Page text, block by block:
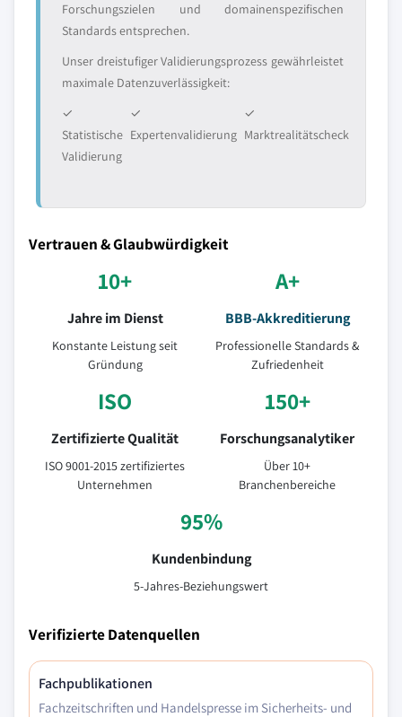
Forschungszielen und domainenspezifischen
Standards entsprechen.
Unser dreistufiger Validierungsprozess gewährleistet
maximale Datenzuverlässigkeit:
✓
Statistische
Validierung
✓
Expertenvalidierung
✓
Marktrealitätscheck
Vertrauen & Glaubwürdigkeit
10+
Jahre im Dienst
Konstante Leistung seit
Gründung
A+
BBB-Akkreditierung
Professionelle Standards &
Zufriedenheit
ISO
Zertifizierte Qualität
ISO 9001-2015 zertifiziertes
Unternehmen
150+
Forschungsanalytiker
Über 10+
Branchenbereiche
95%
Kundenbindung
5-Jahres-Beziehungswert
Verifizierte Datenquellen
Fachpublikationen
Fachzeitschriften und Handelspresse im Sicherheits- und